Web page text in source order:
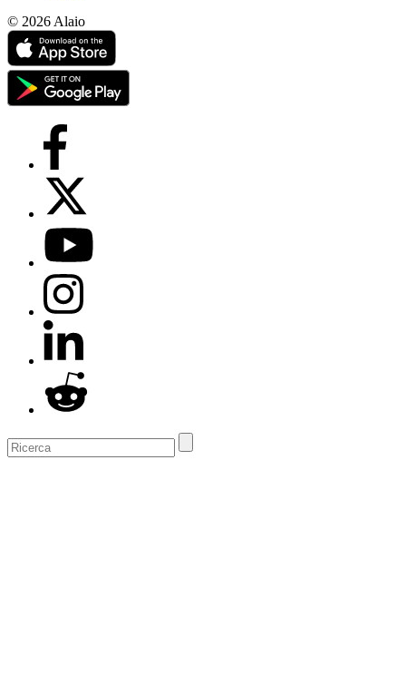
© 2026 Alaio